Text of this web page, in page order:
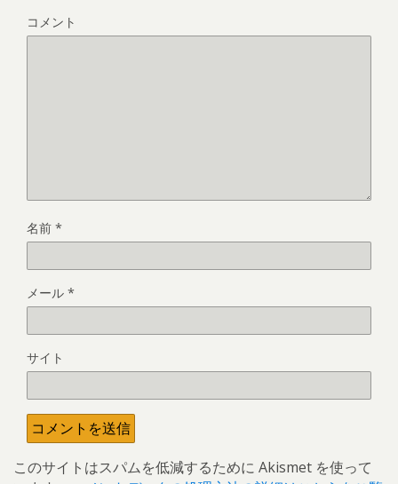
コメント
名前 *
メール *
サイト
このサイトはスパムを低減するために Akismet を使って